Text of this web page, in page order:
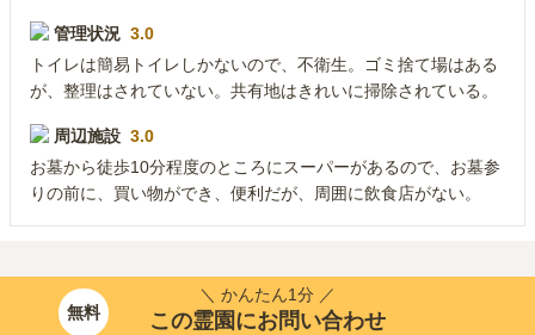
管理状況 3.0
トイレは簡易トイレしかないので、不衛生。ゴミ捨て場はある
が、整理はされていない。共有地はきれいに掃除されている。
周辺施設 3.0
お墓から徒歩10分程度のところにスーパーがあるので、お墓参
りの前に、買い物ができ、便利だが、周囲に飲食店がない。
無料
＼ かんたん1分 ／
この霊園にお問い合わせ